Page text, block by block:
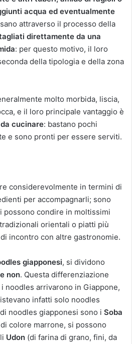
acqua ed eventualmente
attraverso il processo della
direttamente da una
: per questo motivo, il loro
della tipologia e della zona
molto morbida, liscia,
e il loro principale vantaggio è
cucinare: bastano pochi
e sono pronti per essere serviti.
considerevolmente in termini di
per accompagnarli; sono
possono condire in moltissimi
orientali o piatti più
incontro con altre gastronomie.
giapponesi, si dividono
non. Questa differenziazione
noodles arrivarono in Giappone,
infatti solo noodles
noodles giapponesi sono i Soba
colore marrone, si possono
Udon (di farina di grano, fini, da